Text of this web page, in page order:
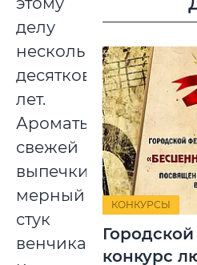
делу
несколько
десятков
лет.
Ароматы
свежей
выпечки,
мерный
стук
венчика
КОНКУРСЫ
конкурс